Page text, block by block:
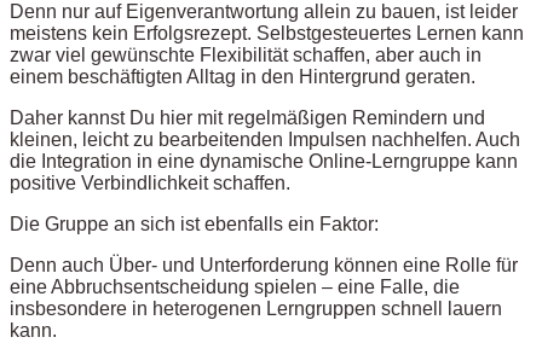
Denn nur auf Eigenverantwortung allein zu bauen, ist leider
meistens kein Erfolgsrezept. Selbstgesteuertes Lernen kann
zwar viel gewünschte Flexibilität schaffen, aber auch in
einem beschäftigten Alltag in den Hintergrund geraten.
Daher kannst Du hier mit regelmäßigen Remindern und
kleinen, leicht zu bearbeitenden Impulsen nachhelfen. Auch
die Integration in eine dynamische Online-Lerngruppe kann
positive Verbindlichkeit schaffen.
Die Gruppe an sich ist ebenfalls ein Faktor:
Denn auch Über- und Unterforderung können eine Rolle für
eine Abbruchsentscheidung spielen – eine Falle, die
insbesondere in heterogenen Lerngruppen schnell lauern
kann.